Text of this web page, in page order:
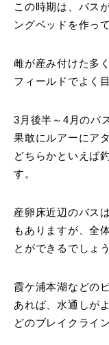
この時期は、バス
ングベッドを作っ
雌が産み付けた多
フィールドでよく
3月後半～4月のバ
果敢にルアーにア
どちらかといえば
す。
産卵床近辺のバス
もありますが、全
とができるでしょう
霞ケ浦本湖などの
あれば、水通しが
どのブレイクライ